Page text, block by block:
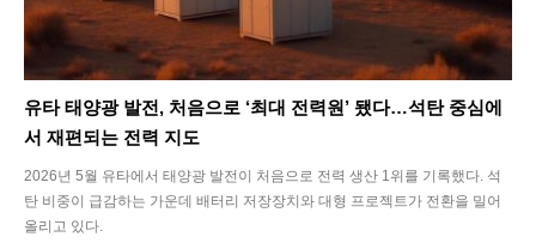
유타 태양광 발전, 처음으로 ‘최대 전력원’ 됐다…석탄 중심에
서 재편되는 전력 지도
2026년 5월 유타에서 태양광 발전이 처음으로 전력 생산 1위를 기록했다. 석
탄 비중이 급감하는 가운데 배터리 저장장치와 대형 프로젝트가 전환을 밀어
올리고 있다.